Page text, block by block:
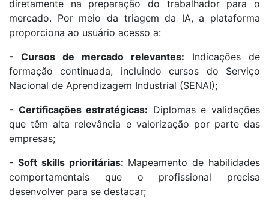
diretamente na preparação do trabalhador para o
mercado. Por meio da triagem da IA, a plataforma
proporciona ao usuário acesso a:
- Cursos de mercado relevantes: Indicações de
formação continuada, incluindo cursos do Serviço
Nacional de Aprendizagem Industrial (SENAI);
- Certificações estratégicas: Diplomas e validações
que têm alta relevância e valorização por parte das
empresas;
- Soft skills prioritárias: Mapeamento de habilidades
comportamentais que o profissional precisa
desenvolver para se destacar;